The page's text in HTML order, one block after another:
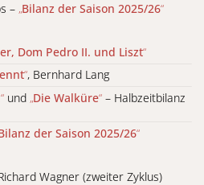
– „Bilanz der Saison 2025/26“
Dom Pedro II. und Liszt“
“, Bernhard Lang
“ und „Die Walküre“ – Halbzeitbilanz
der Saison 2025/26“
Wagner (zweiter Zyklus)